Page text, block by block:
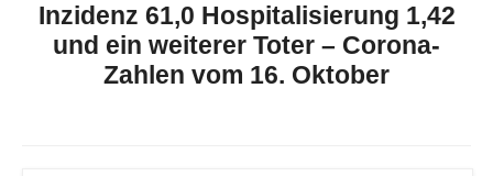
Inzidenz 61,0 Hospitalisierung 1,42
und ein weiterer Toter – Corona-
Zahlen vom 16. Oktober